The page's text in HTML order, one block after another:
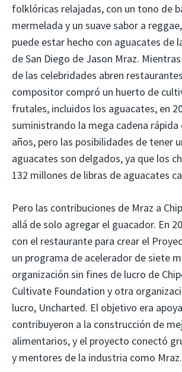
folklóricas relajadas, con un tono de
mermelada y un suave sabor a
puede estar hecho con aguacates de
de San Diego de Jason Mraz.
de las celebridades abren
compositor compró un huerto de
frutales, incluidos los aguacates, en
suministrando la mega cadena rápida
años, pero las posibilidades de tener
aguacates son delgados, ya que los
132 millones de libras de aguacates
Pero las contribuciones de Mraz a
allá de solo agregar el guacador. En
con el restaurante para crear el
un programa de acelerador de siete
organización sin fines de lucro de
Cultivate Foundation y otra
lucro, Uncharted. El objetivo era
contribuyeron a la construcción de
alimentarios, y el proyecto conectó
y mentores de la industria como Mraz.